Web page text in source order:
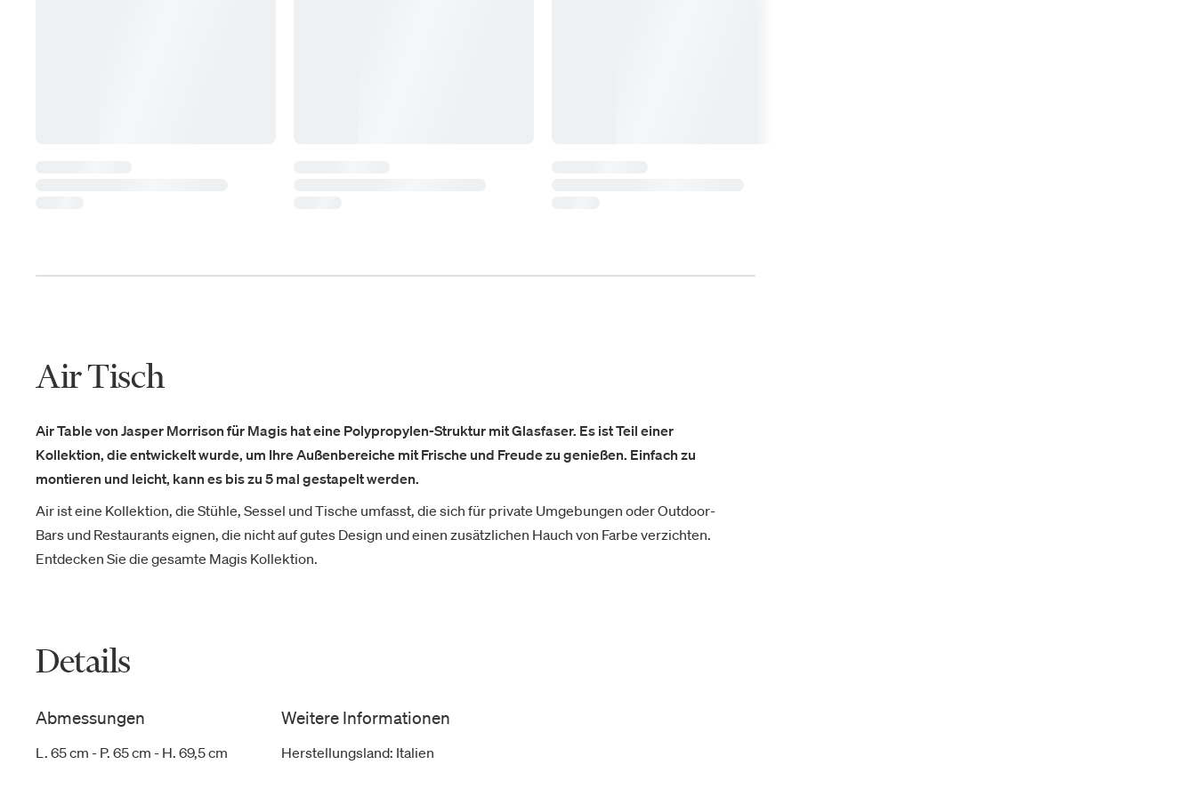
Air Tisch
Air Table von Jasper Morrison für Magis hat eine Polypropylen-Struktur mit Glasfaser. Es ist Teil einer
Kollektion, die entwickelt wurde, um Ihre Außenbereiche mit Frische und Freude zu genießen. Einfach zu
montieren und leicht, kann es bis zu 5 mal gestapelt werden.
Air ist eine Kollektion, die Stühle, Sessel und Tische umfasst, die sich für private Umgebungen oder Outdoor-
Bars und Restaurants eignen, die nicht auf gutes Design und einen zusätzlichen Hauch von Farbe verzichten.
Entdecken Sie die gesamte Magis Kollektion.
Details
Abmessungen
L. 65 cm - P. 65 cm - H. 69,5 cm
Weitere Informationen
Herstellungsland: Italien